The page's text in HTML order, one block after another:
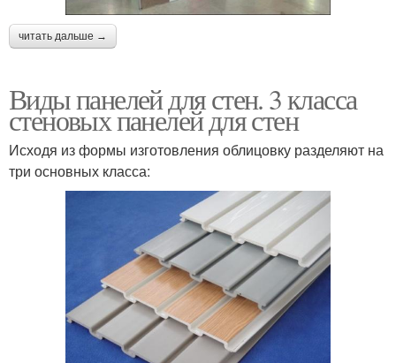
читать дальше →
Виды панелей для стен. 3 класса
стеновых панелей для стен
Исходя из формы изготовления облицовку разделяют на
три основных класса: